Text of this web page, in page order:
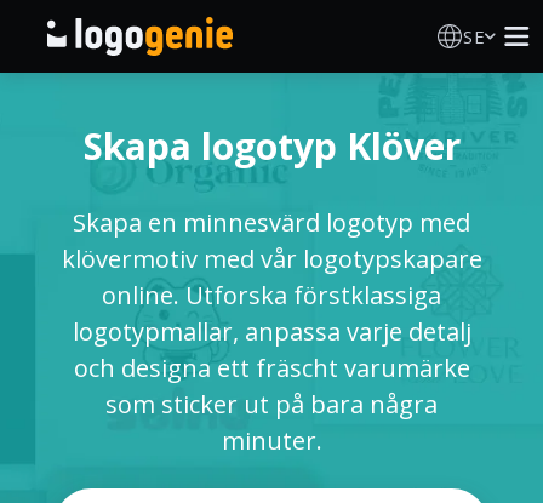
SE
AI logotypgenerator
Logotypidéer
Tryckta produkter
Om Oss
Skapa logotyp Klöver
Skapa en minnesvärd logotyp med
klövermotiv med vår logotypskapare
online. Utforska förstklassiga
logotypmallar, anpassa varje detalj
och designa ett fräscht varumärke
som sticker ut på bara några
minuter.